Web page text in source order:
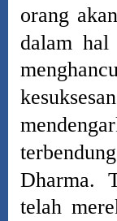
orang
dalam hal
Dharma.
telah